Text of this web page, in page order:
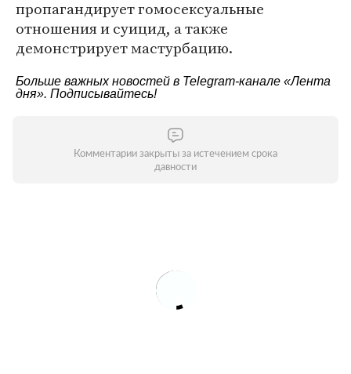
пропагандирует гомосексуальные
отношения и суицид, а также
демонстрирует мастурбацию.
Больше важных новостей в Telegram-канале «Лента
дня». Подписывайтесь!
Комментарии закрыты за истечением срока
давности